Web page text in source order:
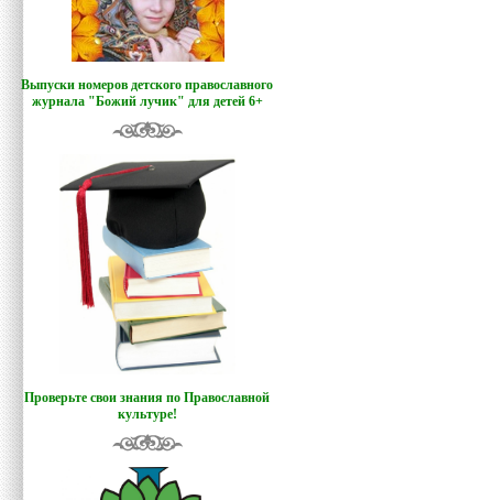
Выпуски номеров детского православного
журнала "Божий лучик" для детей 6+
Проверьте свои знания по Православной
культуре!